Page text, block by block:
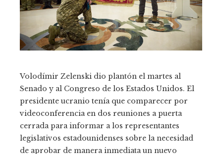
Volodímir Zelenski dio plantón el martes al
Senado y al Congreso de los Estados Unidos. El
presidente ucranio tenía que comparecer por
videoconferencia en dos reuniones a puerta
cerrada para informar a los representantes
legislativos estadounidenses sobre la necesidad
de aprobar de manera inmediata un nuevo